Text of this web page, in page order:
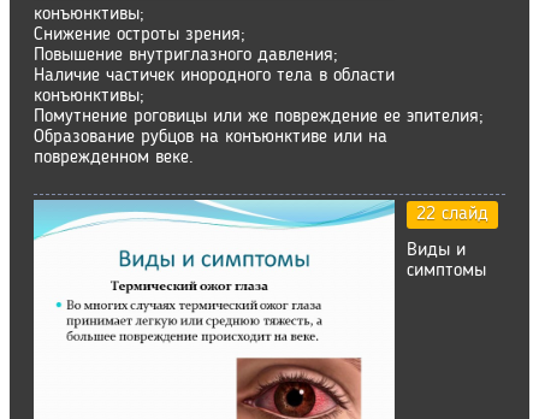
конъюнктивы;
Снижение остроты зрения;
Повышение внутриглазного давления;
Наличие частичек инородного тела в области
конъюнктивы;
Помутнение роговицы или же повреждение ее эпителия;
Образование рубцов на конъюнктиве или на
поврежденном веке.
22 слайд
Виды и
симптомы